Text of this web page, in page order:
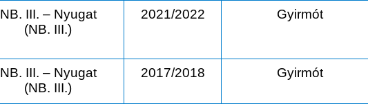
NB. III. – Nyugat
(NB. III.)
2021/2022 Gyirmót
NB. III. – Nyugat
(NB. III.)
2017/2018 Gyirmót